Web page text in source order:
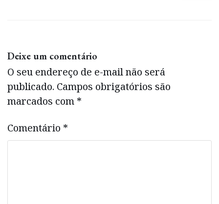
Deixe um comentário
O seu endereço de e-mail não será
publicado. Campos obrigatórios são
marcados com *
Comentário *